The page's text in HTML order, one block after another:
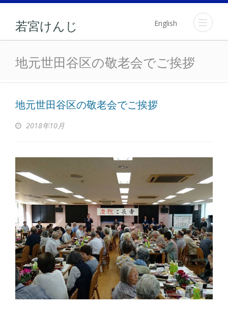
若宮けんじ English
地元世田谷区の敬老会で
地元世田谷区の敬老会でご挨拶
地元世田谷区の敬老会でご挨拶
2018年10月